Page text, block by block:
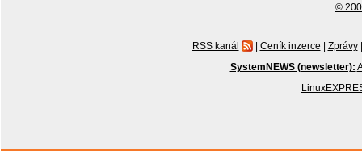
©
RSS kanál | Ceník inzerce | Zprávy |
SystemNEWS (newsletter):